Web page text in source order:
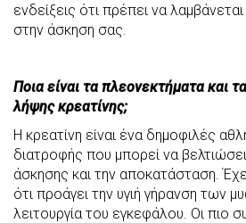
ενδείξεις ότι πρέπει να
στην άσκηση σας.
Ποια είναι τα πλεονεκτήματα και
λήψης κρεατίνης;
Η κρεατίνη είναι ένα δημοφιλές
διατροφής που μπορεί να
άσκησης και την αποκατάσταση.
ότι προάγει την υγιή γήρανση των
λειτουργία του εγκεφάλου. Οι πιο